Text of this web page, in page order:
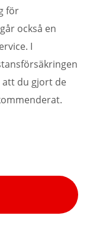
för
också en
I
att du gjort de